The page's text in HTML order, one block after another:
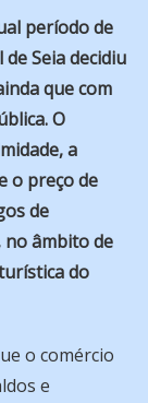
período de
Seia decidiu
que com
O
a
o preço de
de
no âmbito de
do
o comércio
e